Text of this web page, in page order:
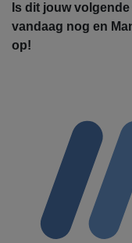
Is dit jouw
vandaag nog en
op!